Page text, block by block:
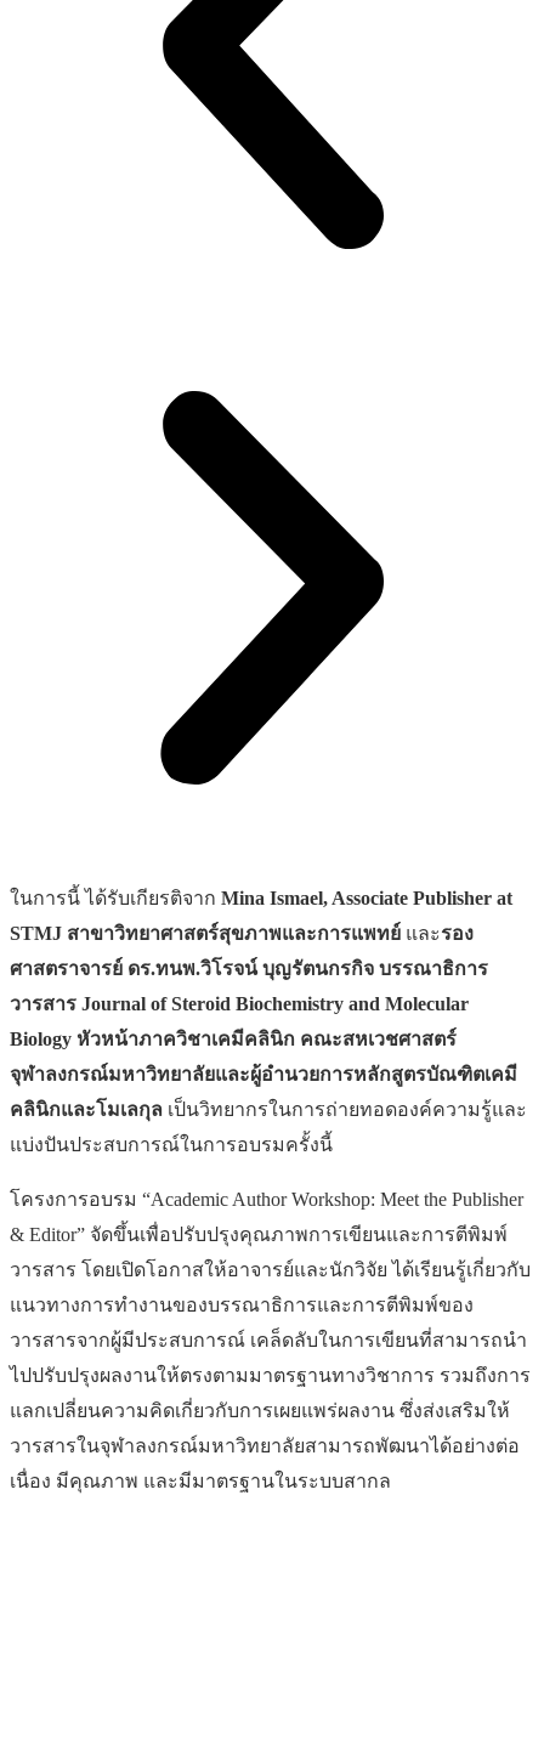
ในการนี้ ได้รับเกียรติจาก Mina Ismael, Associate Publisher at
STMJ สาขาวิทยาศาสตร์สุขภาพและการแพทย์ และรอง
ศาสตราจารย์ ดร.ทนพ.วิโรจน์ บุญรัตนกรกิจ บรรณาธิการ
วารสาร Journal of Steroid Biochemistry and Molecular
Biology หัวหน้าภาควิชาเคมีคลินิก คณะสหเวชศาสตร์
จุฬาลงกรณ์มหาวิทยาลัยและผู้อำนวยการหลักสูตรบัณฑิตเคมี
คลินิกและโมเลกุล เป็นวิทยากรในการถ่ายทอดองค์ความรู้และ
แบ่งปันประสบการณ์ในการอบรมครั้งนี้
โครงการอบรม “Academic Author Workshop: Meet the Publisher
& Editor” จัดขึ้นเพื่อปรับปรุงคุณภาพการเขียนและการตีพิมพ์
วารสาร โดยเปิดโอกาสให้อาจารย์และนักวิจัย ได้เรียนรู้เกี่ยวกับ
แนวทางการทำงานของบรรณาธิการและการตีพิมพ์ของ
วารสารจากผู้มีประสบการณ์ เคล็ดลับในการเขียนที่สามารถนำ
ไปปรับปรุงผลงานให้ตรงตามมาตรฐานทางวิชาการ รวมถึงการ
แลกเปลี่ยนความคิดเกี่ยวกับการเผยแพร่ผลงาน ซึ่งส่งเสริมให้
วารสารในจุฬาลงกรณ์มหาวิทยาลัยสามารถพัฒนาได้อย่างต่อ
เนื่อง มีคุณภาพ และมีมาตรฐานในระบบสากล